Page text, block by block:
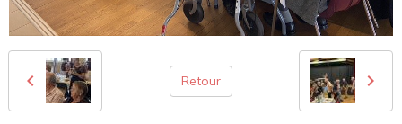
Retour